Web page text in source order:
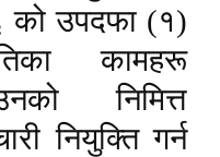
को उपदफा (१)
कामहरू
निमित्त
नियुक्ति गर्न